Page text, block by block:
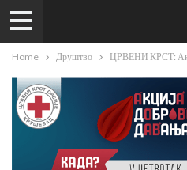
Home Друштво ЦРВЕНИ КРСТ: